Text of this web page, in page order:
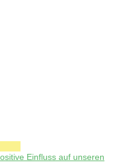
Einfluss auf unseren